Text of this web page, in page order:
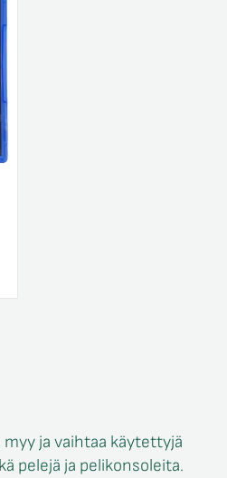
myy ja vaihtaa käytettyjä
pelejä ja pelikonsoleita.